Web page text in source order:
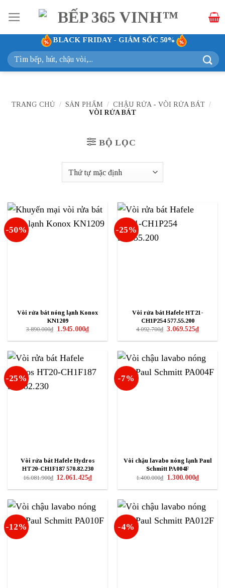
qua
nội
dung
BLACK FRIDAY - GIẢM SỐC 50%
Tìm
kiếm:
TRANG CHỦ / SẢN PHẨM / CHẬU RỬA - VÒI RỬA BÁT /
VÒI RỬA BÁT
BỘ LỌC
-50%
Vòi rửa bát nóng lạnh Konox
KN1209
3.890.000₫ Giá
là:
1.945.000₫Giá
hiện
tại
-25%
Vòi rửa bát Hafele HT21-
CH1P254 577.55.200
4.092.700₫ Giá
là:
3.069.525₫Giá
hiện
tại
-25%
Vòi rửa bát Hafele Hydros
HT20-CH1F187 570.82.230
16.081.900₫ Giá
là:
12.061.425₫Giá
hiện
tại
12.061.425₫.
-7%
Vòi chậu lavabo nóng lạnh Paul
Schmitt PA004F
1.400.000₫ Giá
là:
1.300.000₫Giá
hiện
tại
-12% -4%